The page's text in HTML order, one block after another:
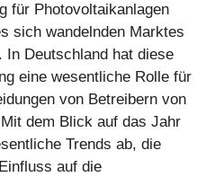
für Photovoltaikanlagen
sich wandelnden Marktes
In Deutschland hat diese
eine wesentliche Rolle für
von Betreibern von
dem Blick auf das Jahr
Trends ab, die
auf die